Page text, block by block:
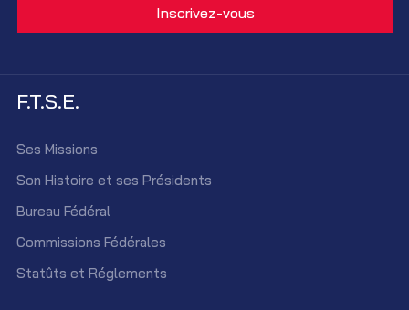
F.T.S.E.
Ses Missions
Son Histoire et ses Présidents
Bureau Fédéral
Commissions Fédérales
Statûts et Réglements